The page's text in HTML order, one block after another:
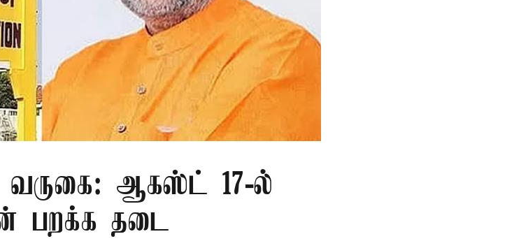
வருகை: ஆகஸ்ட் 17-ல்
பறக்க தடை